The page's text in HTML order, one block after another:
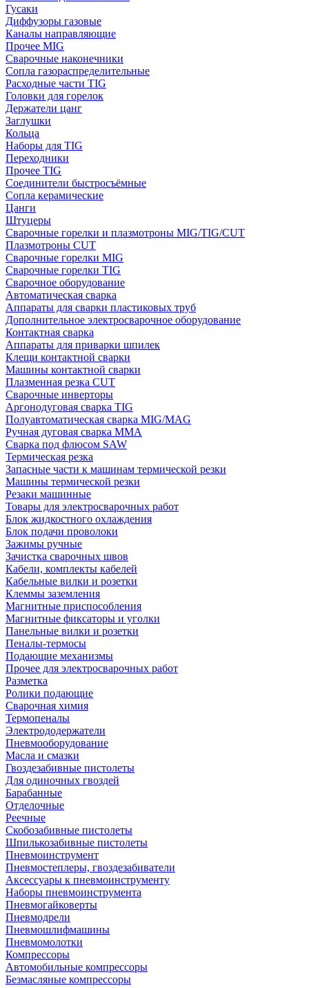
Гусаки
Диффузоры газовые
Каналы направляющие
Прочее MIG
Сварочные наконечники
Сопла газораспределительные
Расходные части TIG
Головки для горелок
Держатели цанг
Заглушки
Кольца
Наборы для TIG
Переходники
Прочее TIG
Соединители быстросъёмные
Сопла керамические
Цанги
Штуцеры
Сварочные горелки и плазмотроны MIG/TIG/CUT
Плазмотроны CUT
Сварочные горелки MIG
Сварочные горелки TIG
Сварочное оборудование
Автоматическая сварка
Аппараты для сварки пластиковых труб
Дополнительное электросварочное оборудование
Контактная сварка
Аппараты для приварки шпилек
Клещи контактной сварки
Машины контактной сварки
Плазменная резка CUT
Сварочные инверторы
Аргонодуговая сварка TIG
Полуавтоматическая сварка MIG/MAG
Ручная дуговая сварка MMA
Сварка под флюсом SAW
Термическая резка
Запасные части к машинам термической резки
Машины термической резки
Резаки машинные
Товары для электросварочных работ
Блок жидкостного охлаждения
Блок подачи проволоки
Зажимы ручные
Зачистка сварочных швов
Кабели, комплекты кабелей
Кабельные вилки и розетки
Клеммы заземления
Магнитные приспособления
Магнитные фиксаторы и уголки
Панельные вилки и розетки
Пеналы-термосы
Подающие механизмы
Прочее для электросварочных работ
Разметка
Ролики подающие
Сварочная химия
Термопеналы
Электрододержатели
Пневмооборудование
Масла и смазки
Гвоздезабивные пистолеты
Для одиночных гвоздей
Барабанные
Отделочные
Реечные
Скобозабивные пистолеты
Шпилькозабивные пистолеты
Пневмоинструмент
Пневмостеплеры, гвоздезабиватели
Аксессуары к пневмоинструменту
Наборы пневмоинструмента
Пневмогайковерты
Пневмодрели
Пневмошлифмашины
Пневмомолотки
Компрессоры
Автомобильные компрессоры
Безмасляные компрессоры